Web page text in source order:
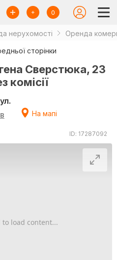
0
нерухомості Оренда
сторінки
Сверстюка, 23
комісії
На мапі
ID: 17287092
to load content...